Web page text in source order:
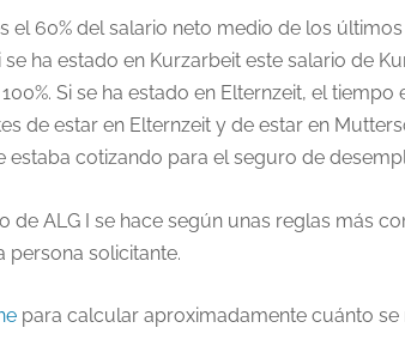
60% del salario neto medio de los últimos
se ha estado en Kurzarbeit este salario de
Si se ha estado en Elternzeit, el
de estar en Elternzeit y de estar en
estaba cotizando para el seguro de
de ALG I se hace según unas reglas más
persona solicitante.
para calcular aproximadamente cuánto se